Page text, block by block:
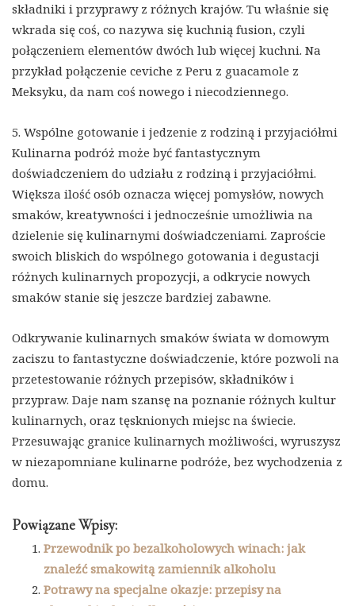
składniki i przyprawy z różnych krajów. Tu właśnie się
wkrada się coś, co nazywa się kuchnią fusion, czyli
połączeniem elementów dwóch lub więcej kuchni. Na
przykład połączenie ceviche z Peru z guacamole z
Meksyku, da nam coś nowego i niecodziennego.
5. Wspólne gotowanie i jedzenie z rodziną i przyjaciółmi
Kulinarna podróż może być fantastycznym
doświadczeniem do udziału z rodziną i przyjaciółmi.
Większa ilość osób oznacza więcej pomysłów, nowych
smaków, kreatywności i jednocześnie umożliwia na
dzielenie się kulinarnymi doświadczeniami. Zaproście
swoich bliskich do wspólnego gotowania i degustacji
różnych kulinarnych propozycji, a odkrycie nowych
smaków stanie się jeszcze bardziej zabawne.
Odkrywanie kulinarnych smaków świata w domowym
zaciszu to fantastyczne doświadczenie, które pozwoli na
przetestowanie różnych przepisów, składników i
przypraw. Daje nam szansę na poznanie różnych kultur
kulinarnych, oraz tęsknionych miejsc na świecie.
Przesuwając granice kulinarnych możliwości, wyruszysz
w niezapomniane kulinarne podróże, bez wychodzenia z
domu.
Powiązane Wpisy:
Przewodnik po bezalkoholowych winach: jak
znaleźć smakowitą zamiennik alkoholu
Potrawy na specjalne okazje: przepisy na